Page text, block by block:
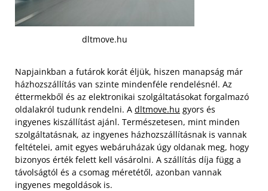
dltmove.hu
Napjainkban a futárok korát éljük, hiszen manapság már
házhozszállítás van szinte mindenféle rendelésnél. Az
éttermekből és az elektronikai szolgáltatásokat forgalmazó
oldalakról tudunk rendelni. A dltmove.hu gyors és
ingyenes kiszállítást ajánl. Természetesen, mint minden
szolgáltatásnak, az ingyenes házhozszállításnak is vannak
feltételei, amit egyes webáruházak úgy oldanak meg, hogy
bizonyos érték felett kell vásárolni. A szállítás díja függ a
távolságtól és a csomag méretétől, azonban vannak
ingyenes megoldások is.